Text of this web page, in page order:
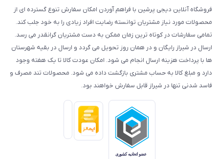
فروشگاه آنلاین دیجی پرشین با فراهم آوردن امکان سفارش تنوع گسترده ای از
محصولات مورد نیاز مشتریان توانسته رضایت افراد زیادی را به خود جلب کند.
تمامی سفارشات در کوتاه ترین زمان ممکن به دست مشتریان گرانقدر می رسد.
ارسال در شیراز رایگان و در همان روز تحویل می گردد و ارسال در بقیه شهرستان
ها با پرداخت هزینه ارسال انجام می شود. امکان عودت کالا تا یک هفته وجود
دارد و مبلغ کالا به حساب مشتری بازگشت داده می شود. محصولات تند مصرف و
فاسد شدنی تنها در شیراز قابل سفارش خواهند بود.